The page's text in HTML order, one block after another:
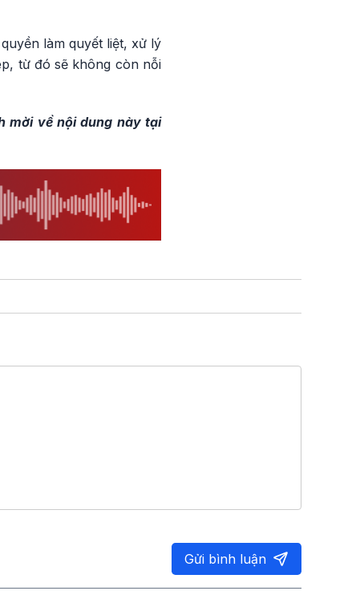
làm quyết liệt, xử lý
từ đó sẽ không còn nỗi
mời về nội dung này tại
Gửi bình luận